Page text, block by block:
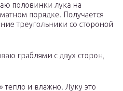
половинки лука на
порядке. Получается
треугольники со стороной
граблями с двух сторон,
тепло и влажно. Луку это